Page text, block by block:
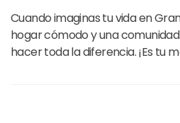
Cuando imaginas tu vida en
hogar cómodo y una
hacer toda la diferencia. ¡Es tu